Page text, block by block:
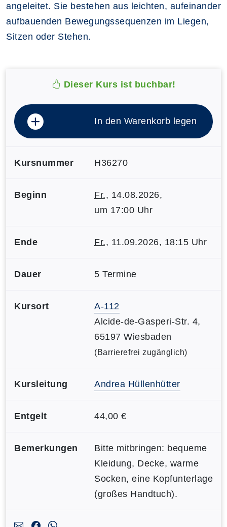
angeleitet. Sie bestehen aus leichten, aufeinander
aufbauenden Bewegungssequenzen im Liegen,
Sitzen oder Stehen.
Dieser Kurs ist buchbar!
In den Warenkorb legen
Kursnummer H36270
Beginn Fr., 14.08.2026,
um 17:00 Uhr
Ende Fr., 11.09.2026, 18:15 Uhr
Dauer 5 Termine
Kursort
A-112
Alcide-de-Gasperi-Str. 4,
65197 Wiesbaden
(Barrierefrei zugänglich)
Kursleitung Andrea Hüllenhütter
Entgelt 44,00 €
Bemerkungen
Bitte mitbringen: bequeme
Kleidung, Decke, warme
Socken, eine Kopfunterlage
(großes Handtuch).